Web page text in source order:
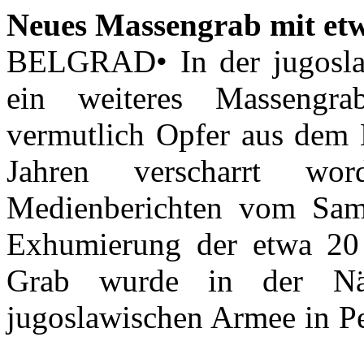
Neues Massengrab mit
BELGRAD• In der
ein weiteres
vermutlich Opfer aus
Jahren verscharrt
Medienberichten vom
Exhumierung der etwa
Grab wurde in der
jugoslawischen Armee in